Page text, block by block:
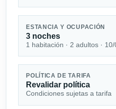
ESTANCIA Y OCUPACIÓN
3 noches
1 habitación · 2 adultos ·
POLÍTICA DE TARIFA
Revalidar política
Condiciones sujetas a tarifa